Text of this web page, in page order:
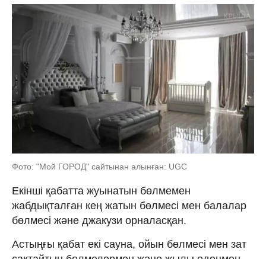
Фото: "Мой ГОРОД" сайтынан алынған: UGC
Екінші қабатта жуынатын бөлмемен
жабдықталған кең жатын бөлмесі мен балалар
бөлмесі және джакузи орналасқан.
Астыңғы қабат екі сауна, ойын бөлмесі мен зат